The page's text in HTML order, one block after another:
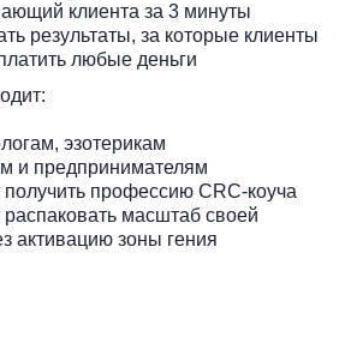
клиента за 3 минуты
результаты, за которые клиенты
любые деньги
эзотерикам
и предпринимателям
получить профессию CRC-коуча
распаковать масштаб своей
активацию зоны гения